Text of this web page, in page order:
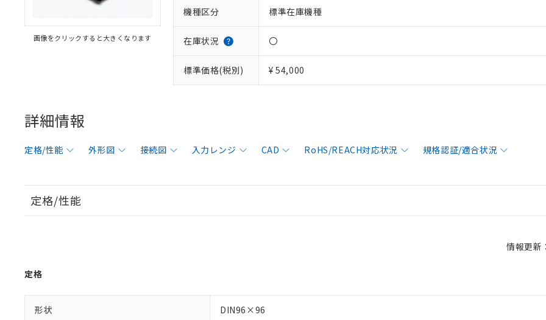
画像をクリックすると大きくなります
機種区分 標準在庫機種
在庫状況 〇
標準価格(税別) ¥ 54,000
詳細情報
定格/性能 外形図 接続図 入力レンジ CAD RoHS/REACH対応状況 規格認証/適合状況
定格/性能
情報更
定格
形状 DIN96×96